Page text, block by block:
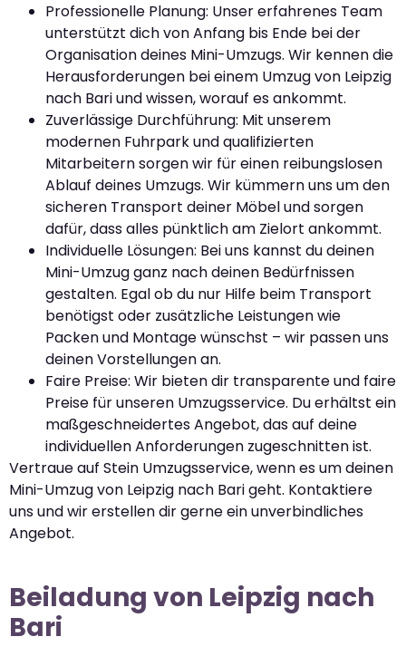
Professionelle Planung: Unser erfahrenes Team
unterstützt dich von Anfang bis Ende bei der
Organisation deines Mini-Umzugs. Wir kennen die
Herausforderungen bei einem Umzug von Leipzig
nach Bari und wissen, worauf es ankommt.
Zuverlässige Durchführung: Mit unserem
modernen Fuhrpark und qualifizierten
Mitarbeitern sorgen wir für einen reibungslosen
Ablauf deines Umzugs. Wir kümmern uns um den
sicheren Transport deiner Möbel und sorgen
dafür, dass alles pünktlich am Zielort ankommt.
Individuelle Lösungen: Bei uns kannst du deinen
Mini-Umzug ganz nach deinen Bedürfnissen
gestalten. Egal ob du nur Hilfe beim Transport
benötigst oder zusätzliche Leistungen wie
Packen und Montage wünschst – wir passen uns
deinen Vorstellungen an.
Faire Preise: Wir bieten dir transparente und faire
Preise für unseren Umzugsservice. Du erhältst ein
maßgeschneidertes Angebot, das auf deine
individuellen Anforderungen zugeschnitten ist.
Vertraue auf Stein Umzugsservice, wenn es um deinen
Mini-Umzug von Leipzig nach Bari geht. Kontaktiere
uns und wir erstellen dir gerne ein unverbindliches
Angebot.
Beiladung von Leipzig nach
Bari